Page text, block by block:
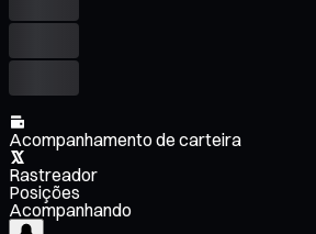
Acompanhamento de carteira
Rastreador
Posições
Acompanhando